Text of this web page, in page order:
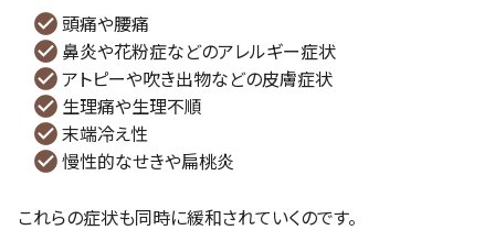
頭痛や腰痛
鼻炎や花粉症などのアレルギー症状
アトピーや吹き出物などの皮膚症状
生理痛や生理不順
末端冷え性
慢性的なせきや扁桃炎
これらの症状も同時に緩和されていくのです。